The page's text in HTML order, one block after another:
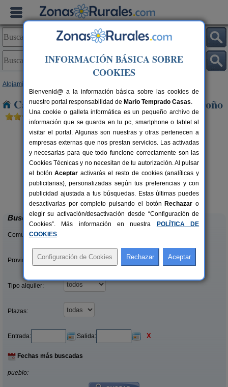
Alojamientos
Casas Rurales cerca de Navas del Madroño
22 pers.
desde40 €
Casas Rurales Finca La Casería
Navaconcejo (Cáceres)
Buscar
Comunidades:
Provincias/Islas:
Tipo alquiler:
Plazas:
Entrada: Salida: X
Fechas más buscadas
pueblo:
INFORMACIÓN BÁSICA SOBRE
COOKIES
Bienvenid@ a la información básica sobre las cookies de
nuestro portal responsabilidad de Mario Temprado Casas.
Una cookie o galleta informática es un pequeño archivo de
información que se guarda en tu pc, smartphone o tablet al
visitar el portal. Algunas son nuestras y otras pertenecen a
empresas externas que nos prestan servicios. Las activadas
y necesarias para que todo funcione correctamente son las
Cookies Técnicas y no necesitan de tu autorización. Al pulsar
el botónAceptar activarás el resto de cookies (analíticas y
publicitarias), personalizadas según tus preferencias y con
publicidad ajustada a tus búsquedas. Estas últimas puedes
desactivarlas por completo pulsando el botón Rechazar o
elegir su activación/desactivación desde “Configuración de
Cookies”. Más información en nuestra
POLÍTICA DE
COOKIES.